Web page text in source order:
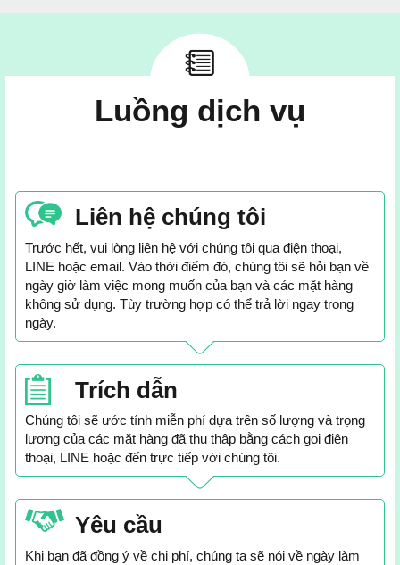
Luồng dịch vụ
Liên hệ chúng tôi
Trước hết, vui lòng liên hệ với chúng tôi qua điện thoại,
LINE hoặc email. Vào thời điểm đó, chúng tôi sẽ hỏi bạn về
ngày giờ làm việc mong muốn của bạn và các mặt hàng
không sử dụng. Tùy trường hợp có thể trả lời ngay trong
ngày.
Trích dẫn
Chúng tôi sẽ ước tính miễn phí dựa trên số lượng và trọng
lượng của các mặt hàng đã thu thập bằng cách gọi điện
thoại, LINE hoặc đến trực tiếp với chúng tôi.
Yêu cầu
Khi bạn đã đồng ý về chi phí, chúng ta sẽ nói về ngày làm